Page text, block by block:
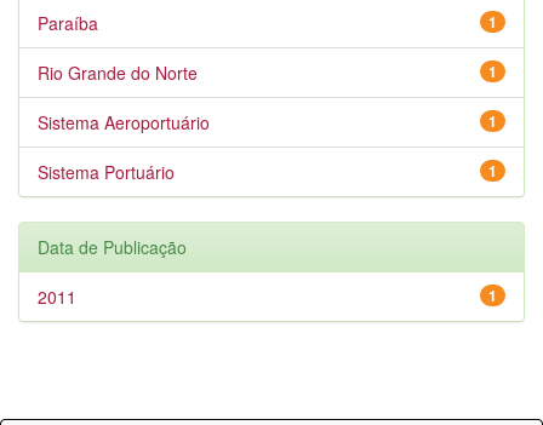
1
Paraíba
1
Rio Grande do Norte
1
Sistema Aeroportuário
1
Sistema Portuário
Data de Publicação
1
2011